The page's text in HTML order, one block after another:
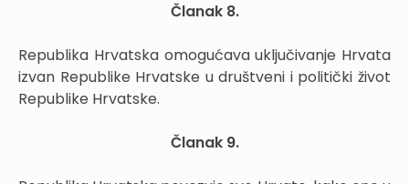
Članak 8.
Republika Hrvatska omogućava uključivanje Hrvata
izvan Republike Hrvatske u društveni i politički život
Republike Hrvatske.
Članak 9.